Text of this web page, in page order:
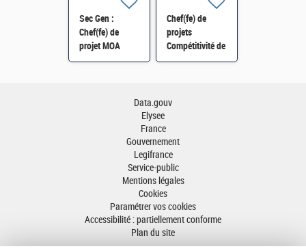
Sec Gen :
Chef(fe) de
projet MOA
Innovation
Chef(fe) de
projets
Compétitivité de
l'énergie-SI-
Data.gouv
Elysee
France
Gouvernement
Legifrance
Service-public
Mentions légales
Cookies
Paramétrer vos cookies
Accessibilité : partiellement conforme
Plan du site